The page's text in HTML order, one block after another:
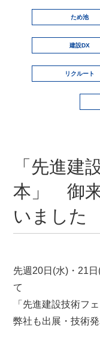
ため池
建設DX
リクルート
「先進建
本」 御
いました
先週20日(水)・21
て
「先進建設技術フ
弊社も出展・技術